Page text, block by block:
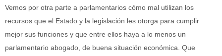
Vemos por otra parte a parlamentarios cómo mal utilizan los
recursos que el Estado y la legislación les otorga para cumplir
mejor sus funciones y que entre ellos haya a lo menos un
parlamentario abogado, de buena situación económica. Que